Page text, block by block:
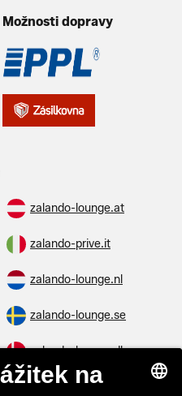
Možnosti dopravy
zalando-lounge.at
zalando-prive.it
zalando-lounge.nl
zalando-lounge.se
zalando-lounge.dk
zalando-lounge.pl